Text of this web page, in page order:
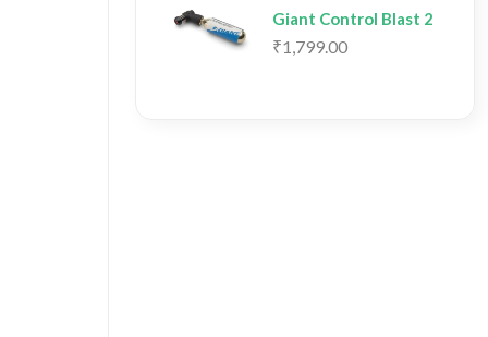
Giant Control Blast 2
₹1,799.00